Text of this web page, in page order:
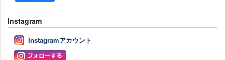
Instagram
Instagramアカウント